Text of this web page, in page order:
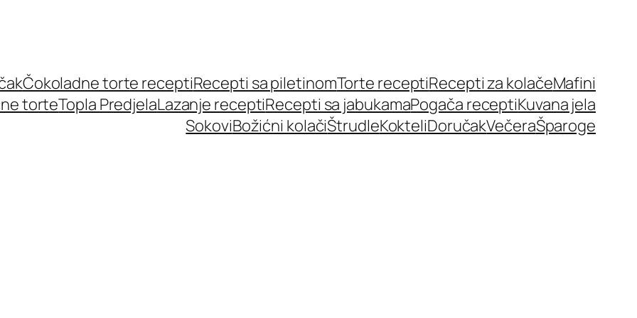
Čokoladne torte receptiRecepti sa piletinomTorte receptiRecepti za kolačeMafini
torteTopla PredjelaLazanje receptiRecepti sa jabukamaPogača receptiKuvana jela
SokoviBožićni kolačiŠtrudleKokteliDoručakVečeraŠparoge